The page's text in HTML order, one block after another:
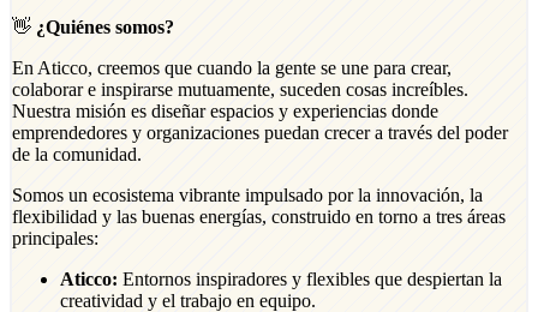
👋 ¿Quiénes somos?
En Aticco, creemos que cuando la gente se une para crear,
colaborar e inspirarse mutuamente, suceden cosas increíbles.
Nuestra misión es diseñar espacios y experiencias donde
emprendedores y organizaciones puedan crecer a través del poder
de la comunidad.
Somos un ecosistema vibrante impulsado por la innovación, la
flexibilidad y las buenas energías, construido en torno a tres áreas
principales:
Aticco: Entornos inspiradores y flexibles que despiertan la
creatividad y el trabajo en equipo.